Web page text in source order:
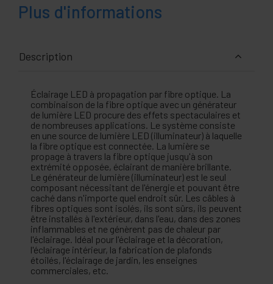
Plus d'informations
Description
Éclairage LED à propagation par fibre optique. La
combinaison de la fibre optique avec un générateur
de lumière LED procure des effets spectaculaires et
de nombreuses applications. Le système consiste
en une source de lumière LED (illuminateur) à laquelle
la fibre optique est connectée. La lumière se
propage à travers la fibre optique jusqu'à son
extrémité opposée, éclairant de manière brillante.
Le générateur de lumière (illuminateur) est le seul
composant nécessitant de l'énergie et pouvant être
caché dans n'importe quel endroit sûr. Les câbles à
fibres optiques sont isolés, ils sont sûrs, ils peuvent
être installés à l'extérieur, dans l'eau, dans des zones
inflammables et ne génèrent pas de chaleur par
l'éclairage. Idéal pour l'éclairage et la décoration,
l'éclairage intérieur, la fabrication de plafonds
étoilés, l'éclairage de jardin, les enseignes
commerciales, etc.